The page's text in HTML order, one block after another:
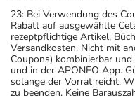
23: Bei Verwendung des
Rabatt auf ausgewählte
rezeptpflichtige Artikel,
Versandkosten. Nicht mit
Coupons) kombinierbar
und in der APONEO App.
solange der Vorrat reicht.
zu beenden. Keine